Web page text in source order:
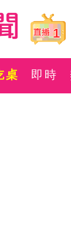
1
桌 即時